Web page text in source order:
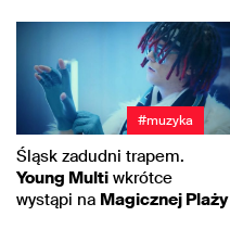
#muzyka
Śląsk zadudni trapem.
Young Multi wkrótce
wystąpi na Magicznej Plaży